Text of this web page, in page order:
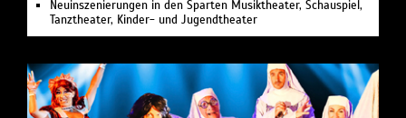
Neuinszenierungen in den Sparten Musiktheater, Schauspiel,
Tanztheater, Kinder- und Jugendtheater